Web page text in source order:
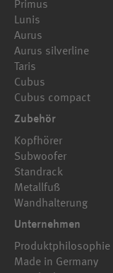
Primus
Lunis
Aurus
Aurus silverline
Taris
Cubus
Cubus compact
Zubehör
Kopfhörer
Subwoofer
Standrack
Metallfuß
Wandhalterung
Unternehmen
Produktphilosophie
Made in Germany